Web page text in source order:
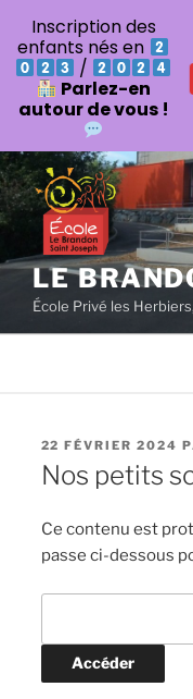
Aller
au
contenu
principal
LE
École Privé les
PUBLIÉ
LE
22 FÉVRIER 2024
Nos petits
Ce contenu est
passe ci-dessous
Inscription des
enfants nés en
/
Parlez-en
autour de vous !